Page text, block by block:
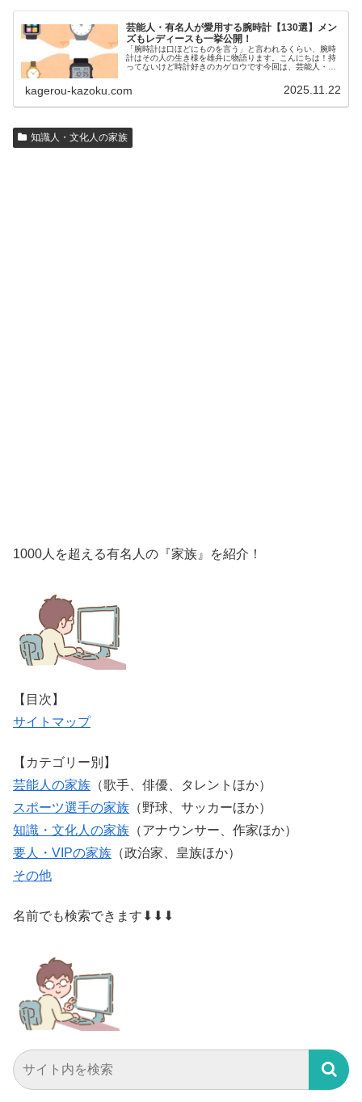
芸能人・有名人が愛用する腕時計【130選】メン
ズもレディースも一挙公開！
「腕時計は口ほどにものを言う」と言われるくらい、腕時
計はその人の生き様を雄弁に物語ります。こんにちは！持
ってないけど時計好きのカゲロウです今回は、芸能人・有
kagerou-kazoku.com 2025.11.22
知識人・文化人の家族
1000人を超える有名人の『家族』を紹介！
【目次】
サイトマップ
【カテゴリー別】
芸能人の家族 （歌手、俳優、タレントほか）
スポーツ選手の家族 （野球、サッカーほか）
知識・文化人の家族 （アナウンサー、作家ほか）
要人・VIPの家族 （政治家、皇族ほか）
その他
名前でも検索できます⬇⬇⬇